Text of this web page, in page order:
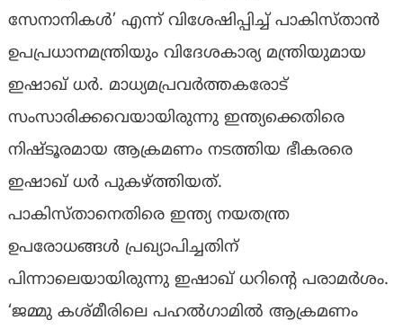
സേനാനികൾ’ എന്ന് വിശേഷിപ്പിച്ച് പാകിസ്താൻ
ഉപപ്രധാനമന്ത്രിയും വിദേശകാര്യ മന്ത്രിയുമായ
ഇഷാഖ് ധർ. മാധ്യമപ്രവർത്തകരോട്
സംസാരിക്കവെയായിരുന്നു ഇന്ത്യക്കെതിരെ
നിഷ്ടൂരമായ ആക്രമണം നടത്തിയ ഭീകരരെ
ഇഷാഖ് ധർ പുകഴ്ത്തിയത്.
പാകിസ്താനെതിരെ ഇന്ത്യ നയതന്ത്ര
ഉപരോധങ്ങൾ പ്രഖ്യാപിച്ചതിന്
പിന്നാലെയായിരുന്നു ഇഷാഖ് ധറിന്റെ പരാമർശം.
‘ജമ്മു കശ്മീരിലെ പഹൽഗാമിൽ ആക്രമണം